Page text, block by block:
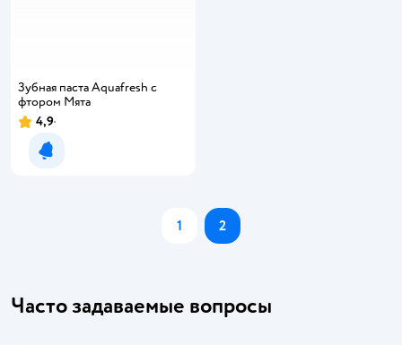
Зубная паста Aquafresh с
фтором Мята
4,9
Уведомить о появлении
1 2
Часто задаваемые вопросы